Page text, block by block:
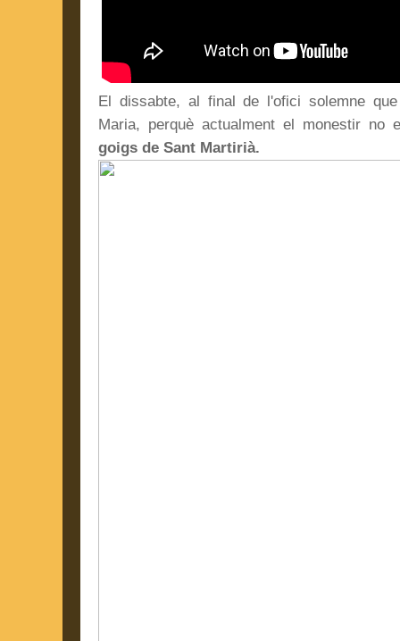
El dissabte, al final de l'ofici solemne
Maria, perquè actualment el monestir no
goigs de Sant Martirià.